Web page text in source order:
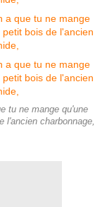
tu ne mange qu'une
l'ancien charbonnage,